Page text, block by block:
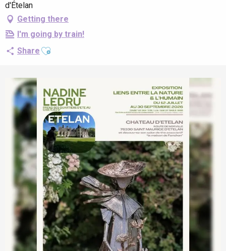
d'Ételan
Getting there
I'm going by train!
Share Ajouter aux favoris